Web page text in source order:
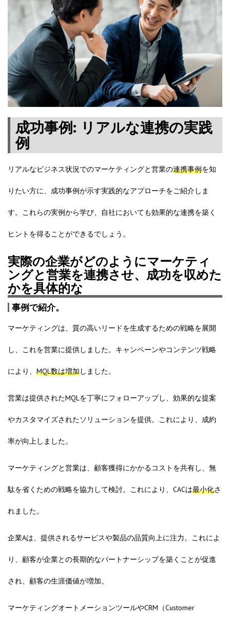
成功事例: リアルな連携の実践
例
リアルなビジネス状況でのマーケティングと営業の連携事例を知
りたい方に、成功事例が示す実践的なアプローチをご紹介しま
す。これらの実例から学び、自社においても効果的な連携を築く
ヒントを得ることができるでしょう。
実際の企業がどのようにマーケティ
ングと営業を連携させ、成功を収めた
かを具体的な
事例で紹介。
マーケティングは、質の高いリードを生成するための戦略を展開
し、これを営業に提供しました。キャンペーンやコンテンツ戦略
により、 MQL数は増加しました。
営業は提供されたMQLを丁寧にフォローアップし、効果的な提案
やカスタマイズされたソリューションを提供。これにより、成約
率が向上しました。
マーケティングと営業は、顧客獲得にかかるコストを共有し、無
駄を省くための戦略を協力して検討。これにより、CACは最小化さ
れました。
企業Aは、提供されるサービスや製品の品質向上に注力。これによ
り、顧客が企業との長期的なパートナーシップを築くことが促進
され、顧客の生涯価値が増加。
マーケティングオートメーションツールやCRM（Customer